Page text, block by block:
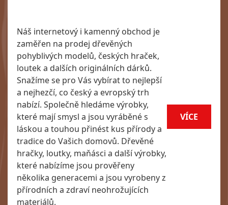
Náš internetový i kamenný obchod je
zaměřen na prodej dřevěných
pohyblivých modelů, českých hraček,
loutek a dalších originálních dárků.
Snažíme se pro Vás vybírat to nejlepší
a nejhezčí, co český a evropský trh
nabízí. Společně hledáme výrobky,
které mají smysl a jsou vyráběné s
láskou a touhou přinést kus přírody a
tradice do Vašich domovů. Dřevěné
hračky, loutky, maňásci a další výrobky,
které nabízíme jsou prověřeny
několika generacemi a jsou vyrobeny z
přírodních a zdraví neohrožujících
materiálů.
VÍCE